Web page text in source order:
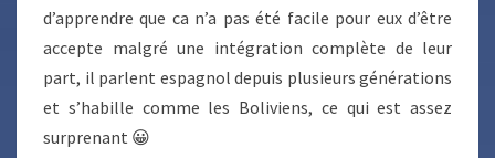
d’apprendre que ca n’a pas été facile pour eux d’être
accepte malgré une intégration complète de leur
part, il parlent espagnol depuis plusieurs générations
et s’habille comme les Boliviens, ce qui est assez
surprenant 😀